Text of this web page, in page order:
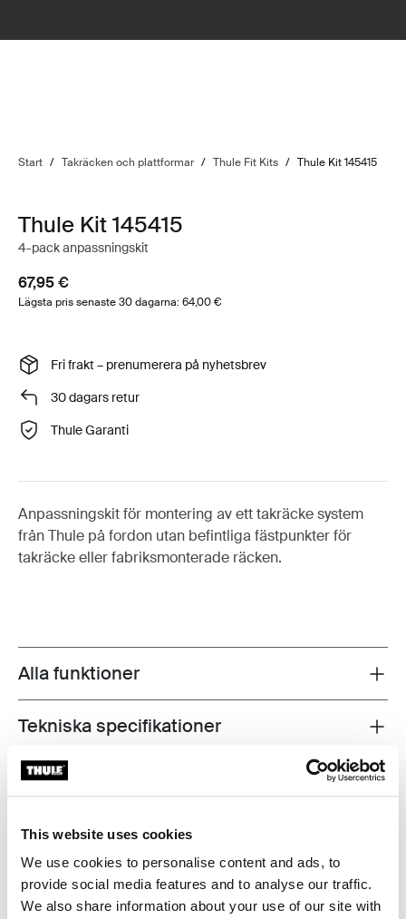
This website uses cookies
We use cookies to personalise content and ads, to
provide social media features and to analyse our traffic.
We also share information about your use of our site with
Start / Takräcken och plattformar / Thule Fit Kits / Thule Kit 145415
Thule Kit 145415
4-pack anpassningskit
67,95 €
Lägsta pris senaste 30 dagarna: 64,00 €
Fri frakt – prenumerera på nyhetsbrev
30 dagars retur
Thule Garanti
Anpassningskit för montering av ett takräcke system
från Thule på fordon utan befintliga fästpunkter för
takräcke eller fabriksmonterade räcken.
Toggle features
Alla funktioner
Toggle techspec
Tekniska specifikationer
Instruktioner
Toggle overview
Recensioner
Information om tillverkning